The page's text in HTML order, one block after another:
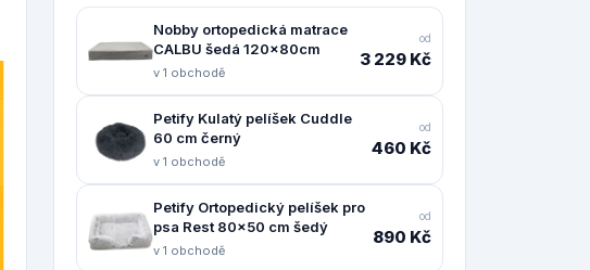
Nobby ortopedická matrace
CALBU šedá 120x80cm
v 1 obchodě
od
3 229 Kč
Petify Kulatý pelíšek Cuddle
60 cm černý
v 1 obchodě
od
460 Kč
Petify Ortopedický pelíšek pro
psa Rest 80x50 cm šedý
v 1 obchodě
od
890 Kč